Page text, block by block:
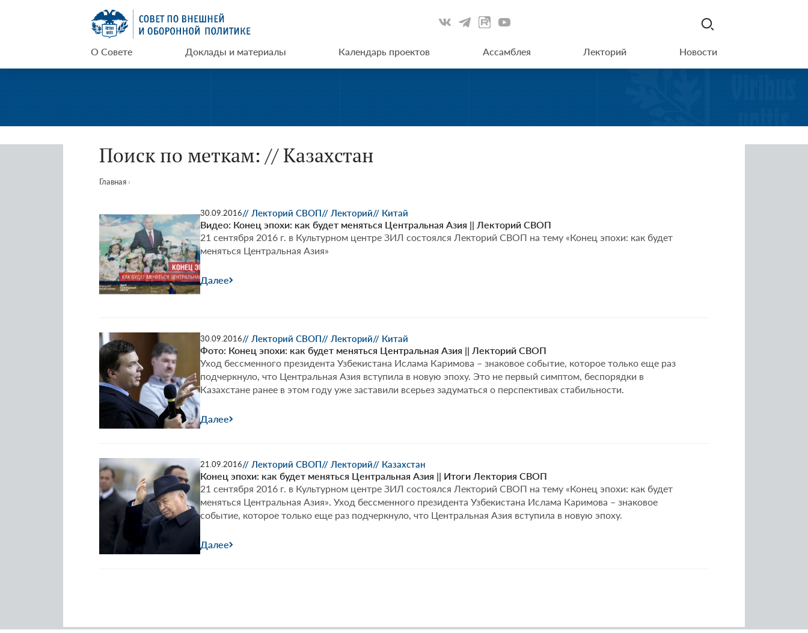
СВОП
О Совете Доклады и материалы Календарь проектов Ассамблея Лекторий Новости
Поиск по меткам: // Казахстан
Главная ›
30.09.2016// Лекторий СВОП// Лекторий// Китай
Видео: Конец эпохи: как будет меняться Центральная Азия || Лекторий СВОП
21 сентября 2016 г. в Культурном центре ЗИЛ состоялся Лекторий СВОП на тему «Конец эпохи: как будет
меняться Центральная Азия»
Далее
30.09.2016// Лекторий СВОП// Лекторий// Китай
Фото: Конец эпохи: как будет меняться Центральная Азия || Лекторий СВОП
Уход бессменного президента Узбекистана Ислама Каримова – знаковое событие, которое только еще раз
подчеркнуло, что Центральная Азия вступила в новую эпоху. Это не первый симптом, беспорядки в
Казахстане ранее в этом году уже заставили всерьез задуматься о перспективах стабильности.
Далее
21.09.2016// Лекторий СВОП// Лекторий// Казахстан
Конец эпохи: как будет меняться Центральная Азия || Итоги Лектория СВОП
21 сентября 2016 г. в Культурном центре ЗИЛ состоялся Лекторий СВОП на тему «Конец эпохи: как будет
меняться Центральная Азия». Уход бессменного президента Узбекистана Ислама Каримова – знаковое
событие, которое только еще раз подчеркнуло, что Центральная Азия вступила в новую эпоху.
Далее